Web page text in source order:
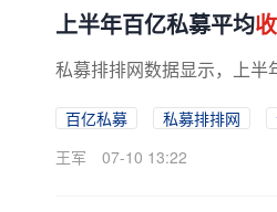
上半年百亿私募平均
私募排排网数据显示，上半
百亿私募 私募排排网
王军
07-10 13:22